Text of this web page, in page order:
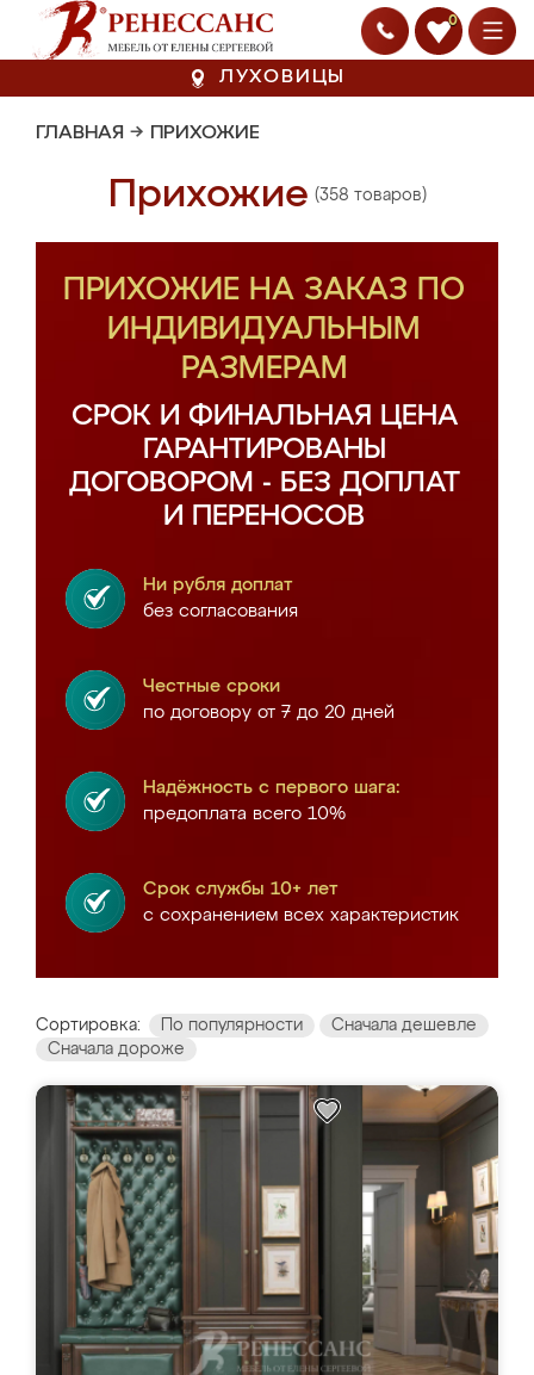
0
ЛУХОВИЦЫ
ГЛАВНАЯ → ПРИХОЖИЕ
Прихожие (358 товаров)
ПРИХОЖИЕ НА ЗАКАЗ ПО
ИНДИВИДУАЛЬНЫМ
РАЗМЕРАМ
СРОК И ФИНАЛЬНАЯ ЦЕНА
ГАРАНТИРОВАНЫ
ДОГОВОРОМ - БЕЗ ДОПЛАТ
И ПЕРЕНОСОВ
Ни рубля доплат
без согласования
Честные сроки
по договору от 7 до 20 дней
Надёжность с первого шага:
предоплата всего 10%
Срок службы 10+ лет
с сохранением всех характеристик
Сортировка: По популярности
Сначала дешевле
Сначала дороже